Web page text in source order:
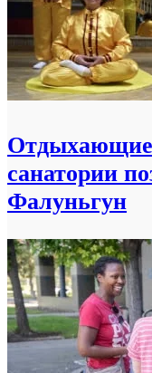
санатории
Фалуньгун